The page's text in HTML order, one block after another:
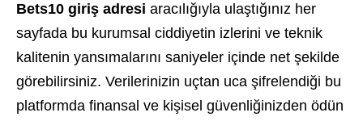
Bets10 giriş adresi aracılığıyla ulaştığınız her
sayfada bu kurumsal ciddiyetin izlerini ve teknik
kalitenin yansımalarını saniyeler içinde net şekilde
görebilirsiniz. Verilerinizin uçtan uca şifrelendiği bu
platformda finansal ve kişisel güvenliğinizden ödün